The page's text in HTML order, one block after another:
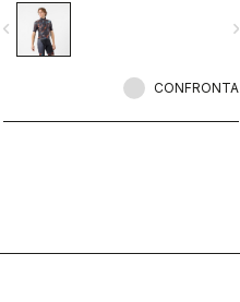
traspirante elasticizzato.
navigate_next
CONFRONTA